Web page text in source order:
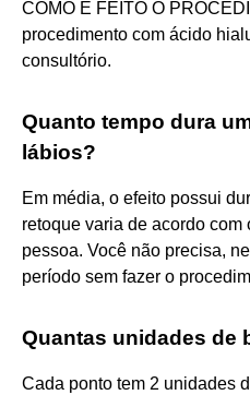
COMO É FEITO O
procedimento com ácido
consultório.
Quanto tempo dura
lábios?
Em média, o efeito possui
retoque varia de acordo com
pessoa. Você não precisa,
período sem fazer o
Quantas unidades de
Cada ponto tem 2 unidades